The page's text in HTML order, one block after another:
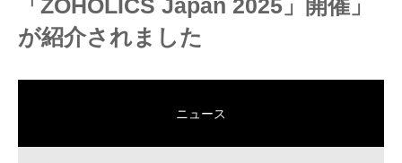
「ZOHOLICS Japan 2025」開催」
が紹介されました
ニュース